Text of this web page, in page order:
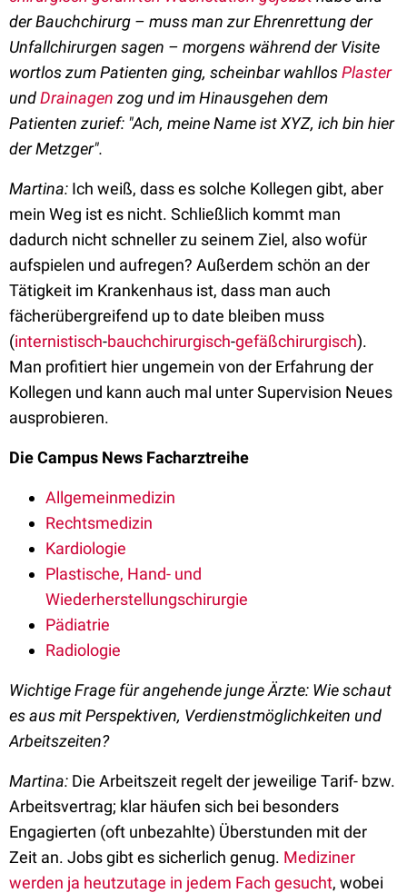
der Bauchchirurg – muss man zur Ehrenrettung der
Unfallchirurgen sagen – morgens während der Visite
wortlos zum Patienten ging, scheinbar wahllosPlaster
undDrainagen zog und im Hinausgehen dem
Patienten zurief: "Ach, meine Name ist XYZ, ich bin hier
der Metzger".
Martina: Ich weiß, dass es solche Kollegen gibt, aber
mein Weg ist es nicht. Schließlich kommt man
dadurch nicht schneller zu seinem Ziel, also wofür
aufspielen und aufregen? Außerdem schön an der
Tätigkeit im Krankenhaus ist, dass man auch
fächerübergreifend up to date bleiben muss
(internistisch-bauchchirurgisch-gefäßchirurgisch).
Man profitiert hier ungemein von der Erfahrung der
Kollegen und kann auch mal unter Supervision Neues
ausprobieren.
Die Campus News Facharztreihe
Allgemeinmedizin
Rechtsmedizin
Kardiologie
Plastische, Hand- und
Wiederherstellungschirurgie
Pädiatrie
Radiologie
Wichtige Frage für angehende junge Ärzte: Wie schaut
es aus mit Perspektiven, Verdienstmöglichkeiten und
Arbeitszeiten?
Martina: Die Arbeitszeit regelt der jeweilige Tarif- bzw.
Arbeitsvertrag; klar häufen sich bei besonders
Engagierten (oft unbezahlte) Überstunden mit der
Zeit an. Jobs gibt es sicherlich genug. Mediziner
werden ja heutzutage in jedem Fach gesucht, wobei